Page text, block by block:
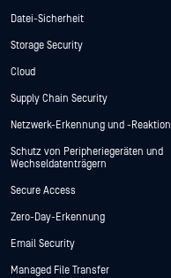
Datei-Sicherheit
Storage Security
Cloud
Supply Chain Security
Netzwerk-Erkennung und -Reaktion
Schutz von Peripheriegeräten und
Wechseldatenträgern
Secure Access
Zero-Day-Erkennung
Email Security
Managed File Transfer